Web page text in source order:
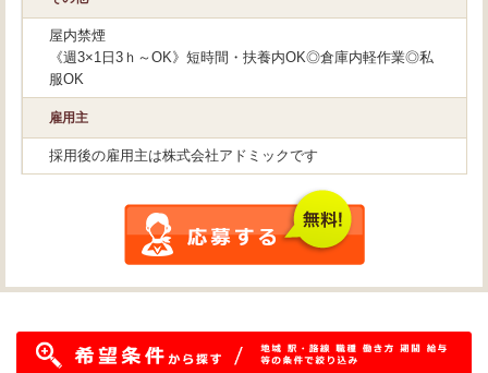
屋内禁煙
《週3×1日3ｈ～OK》短時間・扶養内OK◎倉庫内軽作業◎私
服OK
雇用主
採用後の雇用主は株式会社アドミックです